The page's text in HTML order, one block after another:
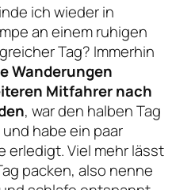
ich wieder in
an einem ruhigen
Tag? Immerhin
Wanderungen
Mitfahrer nach
, war den halben Tag
habe ein paar
erledigt. Viel mehr lässt
packen, also nenne